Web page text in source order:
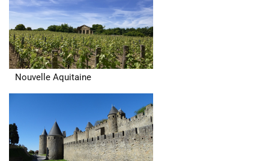
Nouvelle Aquitaine